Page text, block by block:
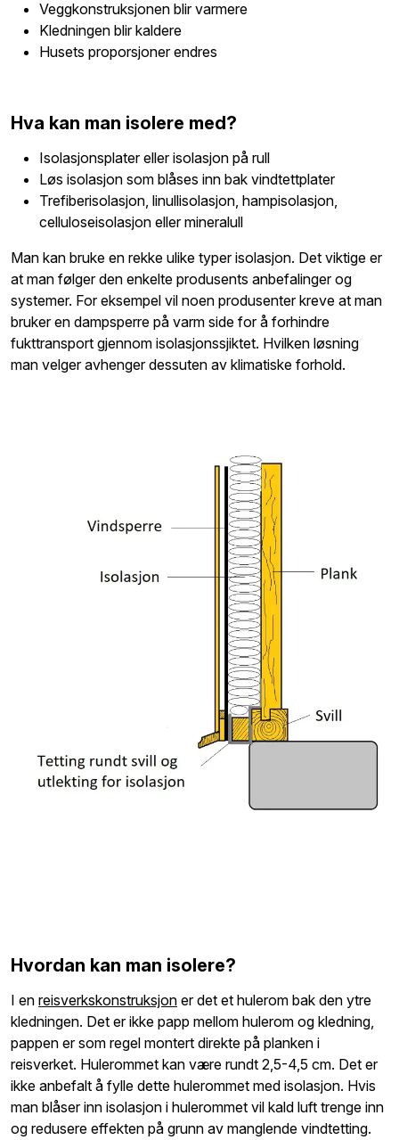
Veggkonstruksjonen blir varmere
Kledningen blir kaldere
Husets proporsjoner endres
Hva kan man isolere med?
Isolasjonsplater eller isolasjon på rull
Løs isolasjon som blåses inn bak vindtettplater
Trefiberisolasjon, linullisolasjon, hampisolasjon,
celluloseisolasjon eller mineralull
Man kan bruke en rekke ulike typer isolasjon. Det viktige er
at man følger den enkelte produsents anbefalinger og
systemer. For eksempel vil noen produsenter kreve at man
bruker en dampsperre på varm side for å forhindre
fukttransport gjennom isolasjonssjiktet. Hvilken løsning
man velger avhenger dessuten av klimatiske forhold.
Hvordan kan man isolere?
I en reisverkskonstruksjon er det et hulerom bak den ytre
kledningen. Det er ikke papp mellom hulerom og kledning,
pappen er som regel montert direkte på planken i
reisverket. Hulerommet kan være rundt 2,5-4,5 cm. Det er
ikke anbefalt å fylle dette hulerommet med isolasjon. Hvis
man blåser inn isolasjon i hulerommet vil kald luft trenge inn
og redusere effekten på grunn av manglende vindtetting.